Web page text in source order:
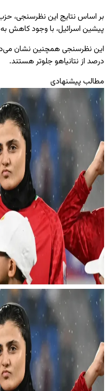
پیشین اسرائیل، با وجود کاهش به ۲۱ کرسی، همچنان یکی از بازیگران اصلی صحنه سیاسی این کشور به شمار می‌رود.
درصد از نتانیاهو جلوتر هستند.
مطالب پیشنهادی